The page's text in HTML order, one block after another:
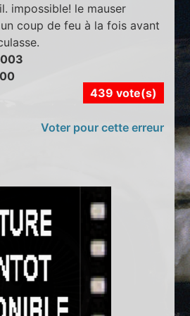
impossible! le mauser
coup de feu à la fois avant
439 vote(s)
Voter pour cette erreur